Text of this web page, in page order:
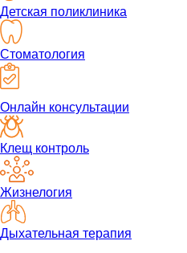
Детская поликлиника
Стоматология
Онлайн консультации
Клещ контроль
Жизнелогия
Дыхательная терапия